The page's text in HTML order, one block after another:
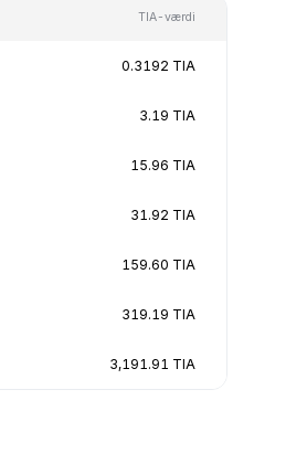
TIA-værdi
0.3192 TIA
3.19 TIA
15.96 TIA
31.92 TIA
159.60 TIA
319.19 TIA
3,191.91 TIA